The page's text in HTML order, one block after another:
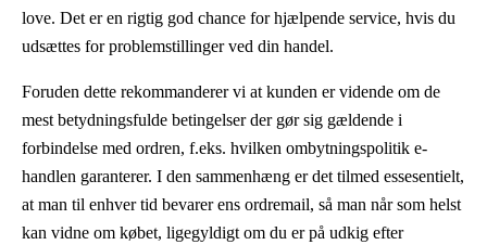
love. Det er en rigtig god chance for hjælpende service, hvis du
udsættes for problemstillinger ved din handel.
Foruden dette rekommanderer vi at kunden er vidende om de
mest betydningsfulde betingelser der gør sig gældende i
forbindelse med ordren, f.eks. hvilken ombytningspolitik e-
handlen garanterer. I den sammenhæng er det tilmed essesentielt,
at man til enhver tid bevarer ens ordremail, så man når som helst
kan vidne om købet, ligegyldigt om du er på udkig efter